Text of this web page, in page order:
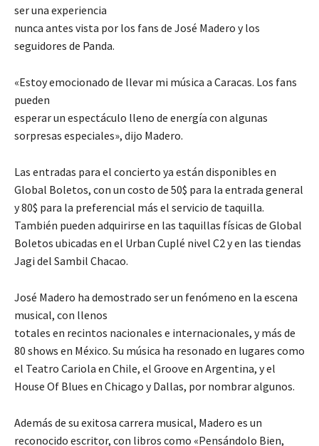
ser una experiencia
nunca antes vista por los fans de José Madero y los
seguidores de Panda.
«Estoy emocionado de llevar mi música a Caracas. Los fans
pueden
esperar un espectáculo lleno de energía con algunas
sorpresas especiales», dijo Madero.
Las entradas para el concierto ya están disponibles en
Global Boletos, con un costo de 50$ para la entrada general
y 80$ para la preferencial más el servicio de taquilla.
También pueden adquirirse en las taquillas físicas de Global
Boletos ubicadas en el Urban Cuplé nivel C2 y en las tiendas
Jagi del Sambil Chacao.
José Madero ha demostrado ser un fenómeno en la escena
musical, con llenos
totales en recintos nacionales e internacionales, y más de
80 shows en México. Su música ha resonado en lugares como
el Teatro Cariola en Chile, el Groove en Argentina, y el
House Of Blues en Chicago y Dallas, por nombrar algunos.
Además de su exitosa carrera musical, Madero es un
reconocido escritor, con libros como «Pensándolo Bien,